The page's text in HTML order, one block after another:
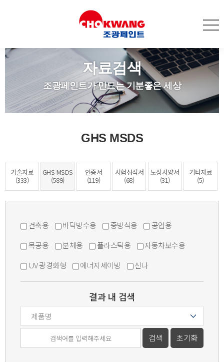
자료검색
조광페인트가 만드는 기분좋은 세상
GHS MSDS
기술자료
(333)
GHS MSDS
(589)
인증서
(119)
시험성적서
(68)
도장사양서
(31)
기타자료
(5)
건축용 바닥방수용 중방식용
공업용
목공용
분체용 플라스틱용
자동차보수용
UV 광경화형
에너지세이빙 신나
결과 내 검색